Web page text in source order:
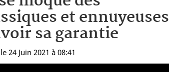
et ennuyeuses
sa garantie
24 Juin 2021 à 08:41